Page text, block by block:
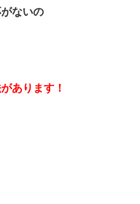
ないの
あります！